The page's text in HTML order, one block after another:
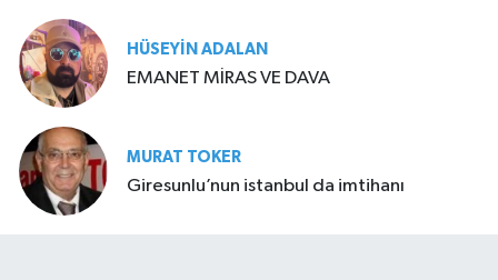
HÜSEYIN ADALAN
EMANET MİRAS VE DAVA
MURAT TOKER
Giresunlu’nun istanbul da imtihanı